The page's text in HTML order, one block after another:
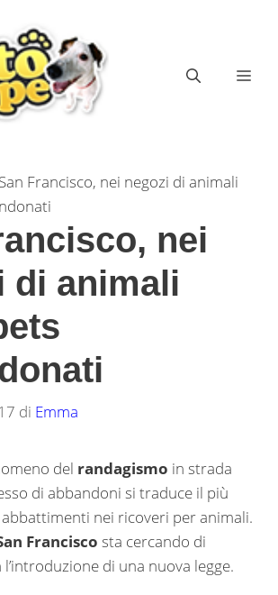
San Francisco, nei negozi di animali
nei
di animali
di Emma
del randagismo in strada
di abbandoni si traduce il più
nei ricoveri per animali.
Francisco sta cercando di
di una nuova legge.